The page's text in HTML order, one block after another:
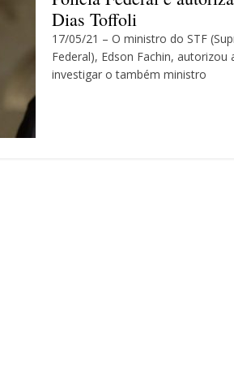
Dias Toffoli
17/05/21 – O ministro do STF
Federal), Edson Fachin, autorizou
investigar o também ministro